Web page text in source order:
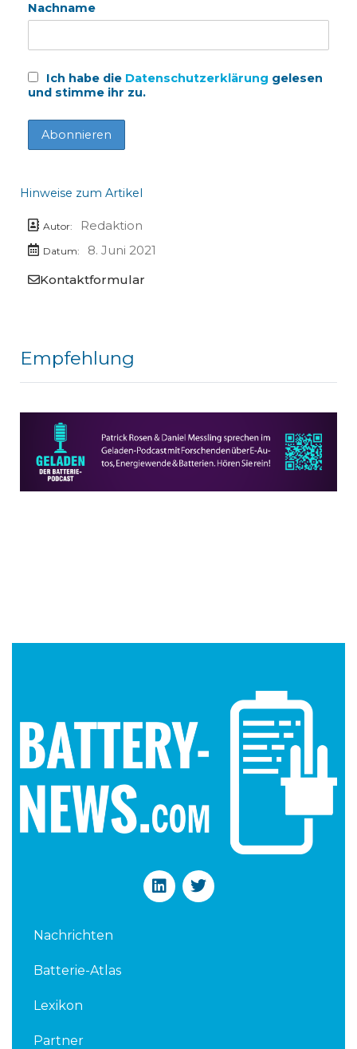
Nachname
Ich habe die Datenschutzerklärung gelesen
und stimme ihr zu.
Hinweise zum Artikel
Autor: Redaktion
Datum:
8. Juni 2021
Kontaktformular
Empfehlung
L
i
T
w
Nachrichten
Batterie-Atlas
Lexikon
Partner